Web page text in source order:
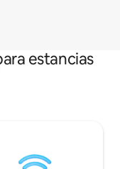
estancias